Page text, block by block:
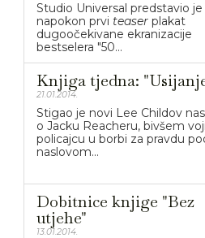
Studio Universal predstavio je
napokon prvi teaser plakat
dugoočekivane ekranizacije
bestselera "50...
Knjiga tjedna:
21.01.2014.
Stigao je novi Lee Childov
o Jacku Reacheru, bivšem
policajcu u borbi za pravdu
naslovom...
Dobitnice knjige "Bez
utjehe"
13.01.2014.